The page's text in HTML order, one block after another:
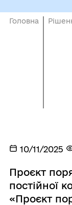
Головна
10/11/2025
Проєкт
постійної
«Проєкт